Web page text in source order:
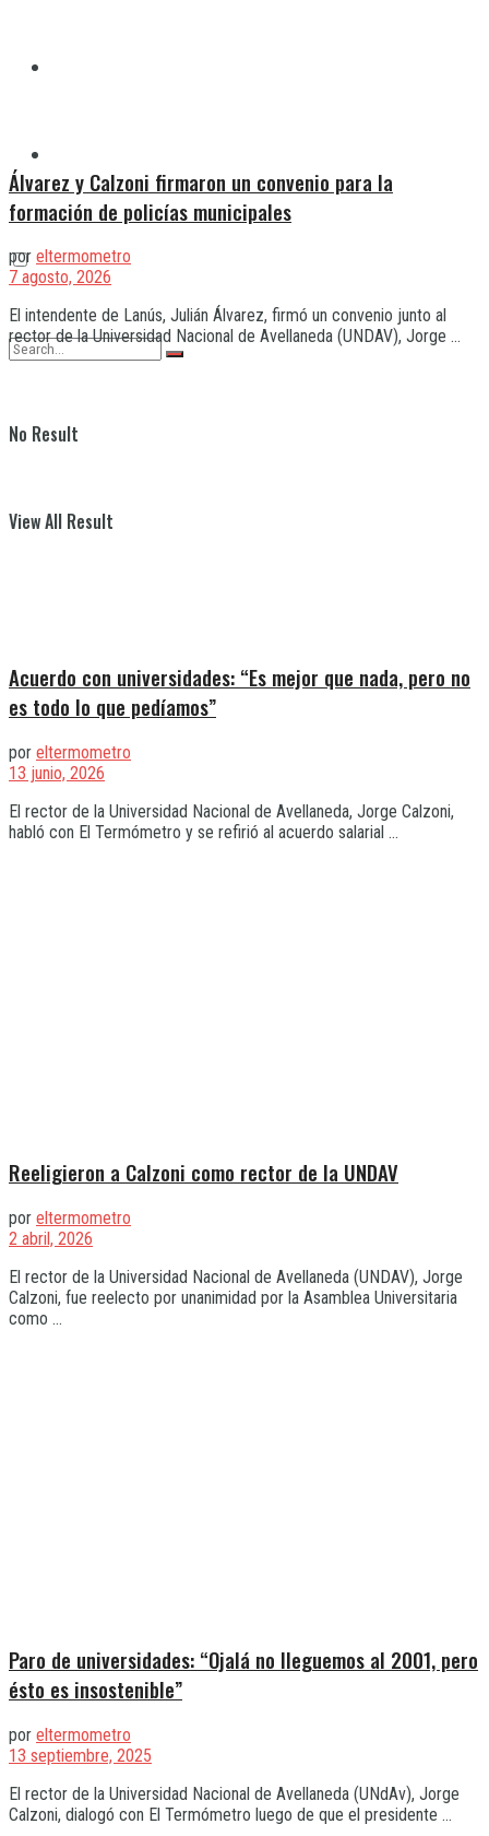
No Result
View All Result
Álvarez y Calzoni firmaron un convenio para la
formación de policías municipales
por eltermometro
7 agosto, 2026
El intendente de Lanús, Julián Álvarez, firmó un convenio junto al
rector de la Universidad Nacional de Avellaneda (UNDAV), Jorge ...
Acuerdo con universidades: “Es mejor que nada, pero no
es todo lo que pedíamos”
por eltermometro
13 junio, 2026
El rector de la Universidad Nacional de Avellaneda, Jorge Calzoni,
habló con El Termómetro y se refirió al acuerdo salarial ...
Reeligieron a Calzoni como rector de la UNDAV
por eltermometro
2 abril, 2026
El rector de la Universidad Nacional de Avellaneda (UNDAV), Jorge
Calzoni, fue reelecto por unanimidad por la Asamblea Universitaria
como ...
Paro de universidades: “Ojalá no lleguemos al 2001, pero
ésto es insostenible”
por eltermometro
13 septiembre, 2025
El rector de la Universidad Nacional de Avellaneda (UNdAv), Jorge
Calzoni, dialogó con El Termómetro luego de que el presidente ...